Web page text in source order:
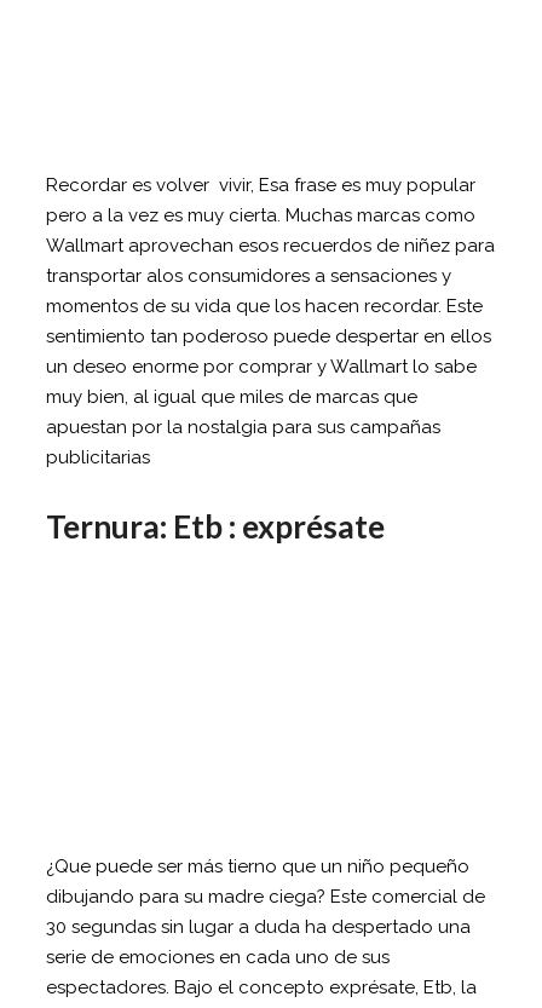
Recordar es volver vivir, Esa frase es muy popular
pero a la vez es muy cierta. Muchas marcas como
Wallmart aprovechan esos recuerdos de niñez para
transportar alos consumidores a sensaciones y
momentos de su vida que los hacen recordar. Este
sentimiento tan poderoso puede despertar en ellos
un deseo enorme por comprar y Wallmart lo sabe
muy bien, al igual que miles de marcas que
apuestan por la nostalgia para sus campañas
publicitarias
Ternura: Etb : exprésate
¿Que puede ser más tierno que un niño pequeño
dibujando para su madre ciega? Este comercial de
30 segundas sin lugar a duda ha despertado una
serie de emociones en cada uno de sus
espectadores. Bajo el concepto exprésate, Etb, la